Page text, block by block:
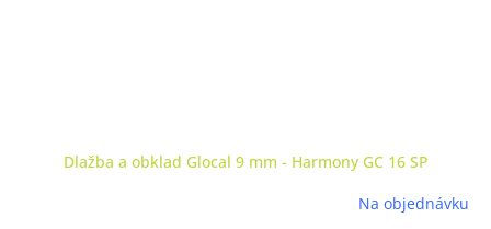
Dlažba a obklad Glocal 9 mm - Harmony GC 16 SP
Na objednávku